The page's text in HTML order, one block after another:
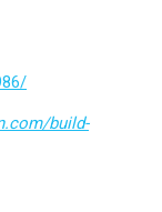
build-